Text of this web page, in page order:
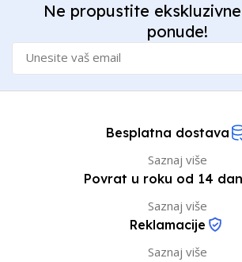
Ne propustite
ponude!
Besplatna dostava
Saznaj više
Povrat u roku od 14
Saznaj više
Reklamacije
Saznaj više